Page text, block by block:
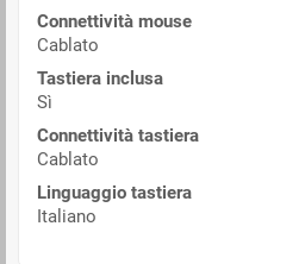
Connettività mouse
Cablato
Tastiera inclusa
Sì
Connettività tastiera
Cablato
Linguaggio tastiera
Italiano